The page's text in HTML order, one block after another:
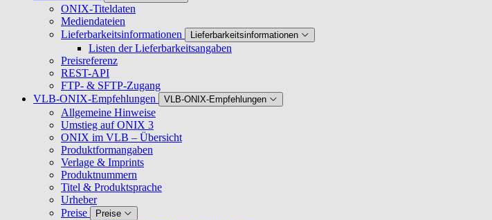
ONIX-Titeldaten
Mediendateien
Lieferbarkeitsinformationen
Lieferbarkeitsinformationen
Listen der Lieferbarkeitsangaben
Preisreferenz
REST-API
FTP- & SFTP-Zugang
VLB-ONIX-Empfehlungen
VLB-ONIX-Empfehlungen
Allgemeine Hinweise
Umstieg auf ONIX 3
ONIX im VLB – Übersicht
Produktformangaben
Verlage & Imprints
Produktnummern
Titel & Produktsprache
Urheber
Preise
Preise